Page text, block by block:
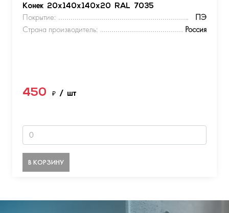
Конек 20х140х140х20 RAL 7035
Покрытие:
ПЭ
Страна производитель:
Россия
450 ₽ / шт
В КОРЗИНУ